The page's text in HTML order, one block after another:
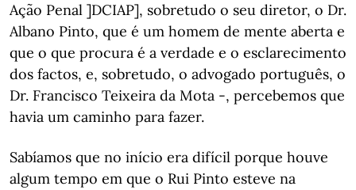
Ação Penal ]DCIAP], sobretudo o seu diretor, o Dr.
Albano Pinto, que é um homem de mente aberta e
que o que procura é a verdade e o esclarecimento
dos factos, e, sobretudo, o advogado português, o
Dr. Francisco Teixeira da Mota -, percebemos que
havia um caminho para fazer.
Sabíamos que no início era difícil porque houve
algum tempo em que o Rui Pinto esteve na